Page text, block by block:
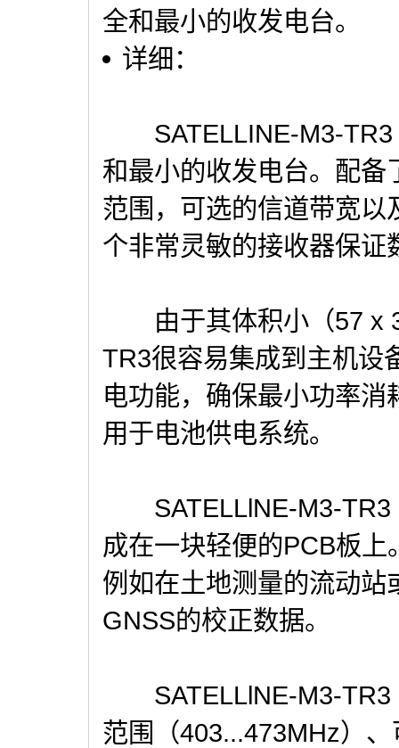
全和最小的收发电台。
详细：
SATELLINE-M3-TR3
和最小的收发电台。配
范围，可选的信道带宽以
个非常灵敏的接收器保证
由于其体积小（57 x
TR3很容易集成到主机设
电功能，确保最小功率
用于电池供电系统。
SATELLlNE-M3-TR3
成在一块轻便的PCB板
例如在土地测量的流动站
GNSS的校正数据。
SATELLlNE-M3-TR3
范围（403...473MHz）